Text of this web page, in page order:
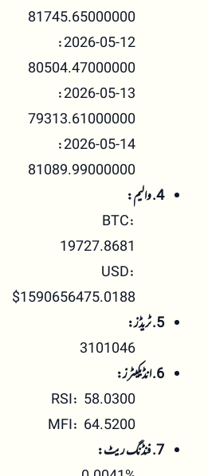
81745.65000000
2026-05-12:
80504.47000000
2026-05-13:
79313.61000000
2026-05-14:
81089.99000000
4. والیم:
BTC:
19727.8681
USD:
$1590656475.0188
5. ٹریڈز:
3101046
6. انڈیکیٹرز:
RSI: 58.0300
MFI: 64.5200
7. فنڈنگ ریٹ: